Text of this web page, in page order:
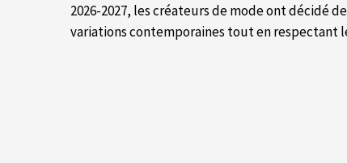
2026-2027, les créateurs de mode ont décidé
variations contemporaines tout en respectant